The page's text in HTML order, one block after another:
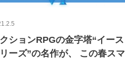
ションRPGの金字塔“イース
ーズ”の名作が、 この春スマ